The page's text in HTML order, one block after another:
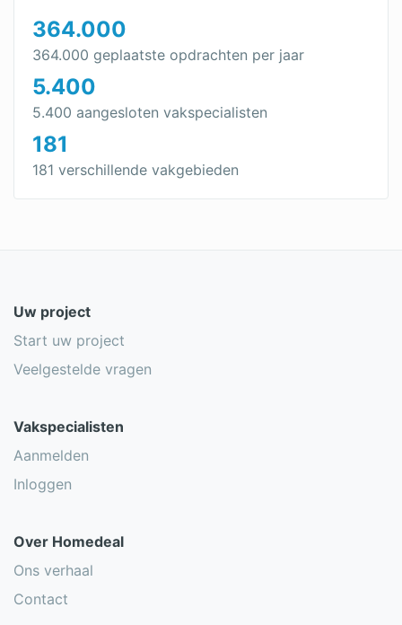
364.000
364.000 geplaatste opdrachten per jaar
5.400
5.400 aangesloten vakspecialisten
181
181 verschillende vakgebieden
Uw project
Start uw project
Veelgestelde vragen
Vakspecialisten
Aanmelden
Inloggen
Over Homedeal
Ons verhaal
Contact